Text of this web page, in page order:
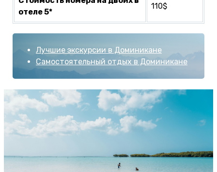
отеле 5*
110$
Лучшие экскурсии в Доминикане
Самостоятельный отдых в Доминикане